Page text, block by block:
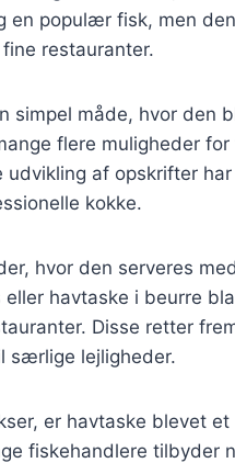
en populær fisk, men
restauranter.
simpel måde, hvor den
flere muligheder
af opskrifter
kokke.
hvor den serveres
havtaske i beurre
Disse retter
særlige lejligheder.
er havtaske blevet
fiskehandlere tilbyder